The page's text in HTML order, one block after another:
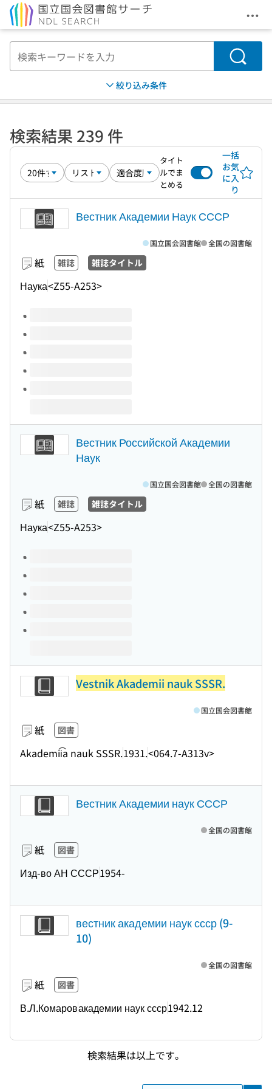
メ
検索
絞り込み条件
検索結果 239 件
タイト
ルでま
とめる
一括
お気
に入
り
Вестник Академии Наук СССР
紙 雑誌 雑誌タイトル
Наука<Z55-A253>
国立国会図書館 全国の図書館
このタイトルの巻号
Вестник Российской Академии
Наук
紙 雑誌 雑誌タイトル
Наука<Z55-A253>
国立国会図書館 全国の図書館
このタイトルの巻号
Vestnik Akademii nauk SSSR.
紙 図書
Akademii͡a nauk SSSR.1931.<064.7-A313v>
国立国会図書館
Вестник Академии наук СССР
紙 図書
Изд-во АН СССР1954-
全国の図書館
вестник академии наук ссср (9-
10)
紙 図書
В.Л.Комаровакадемии наук ссср1942.12
全国の図書館
検索結果は以上です。